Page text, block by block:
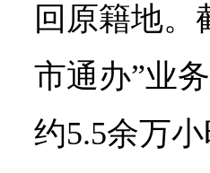
回原籍地。
市通办”业
约5.5余万小